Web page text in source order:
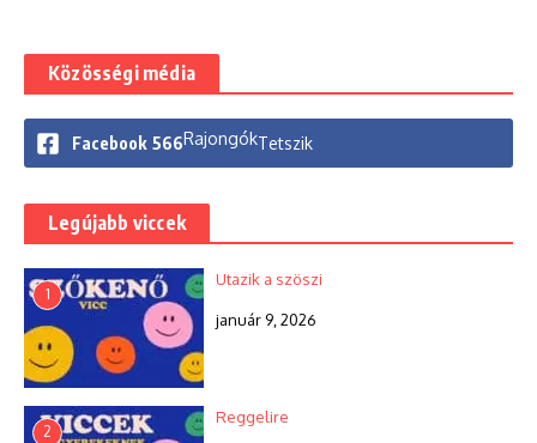
Közösségi média
Facebook 566RajongókTetszik
Legújabb viccek
1
Utazik a szöszi
január 9, 2026
2
Reggelire